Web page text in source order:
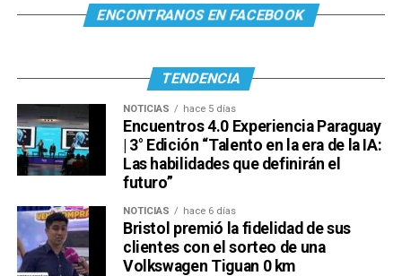
Ver esta publicación en Instagram
ENCONTRANOS EN FACEBOOK
TENDENCIA
NOTICIAS hace 5 días
Encuentros 4.0 Experiencia Paraguay
| 3° Edición “Talento en la era de la IA:
Las habilidades que definirán el
futuro”
NOTICIAS hace 6 días
Bristol premió la fidelidad de sus
clientes con el sorteo de una
Volkswagen Tiguan 0 km